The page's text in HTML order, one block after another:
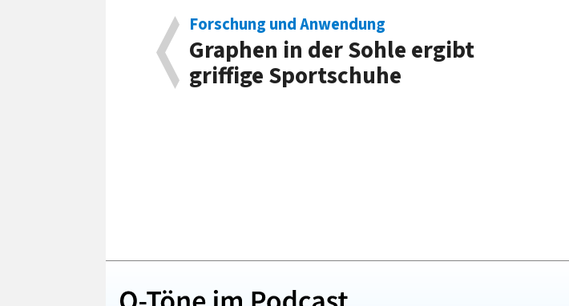
Forschung und Anwendung
Graphen in der Sohle er­gibt
grif­fige Sportschuhe